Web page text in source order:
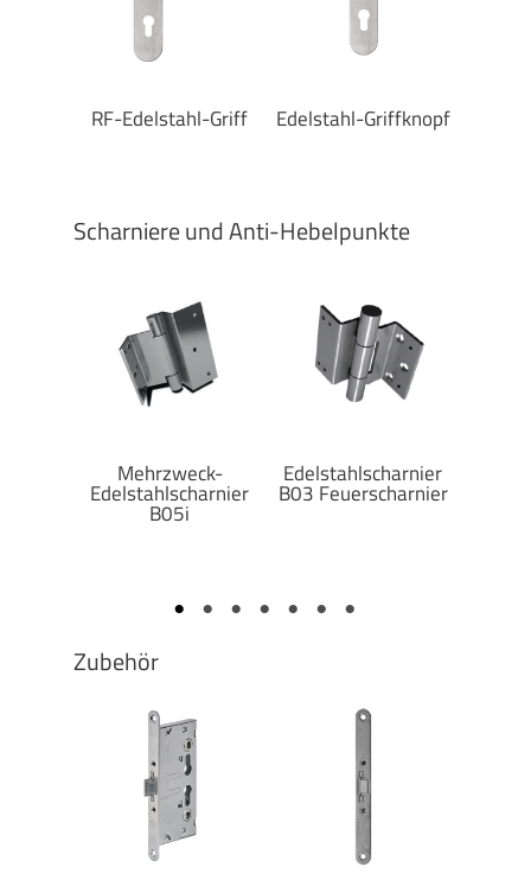
RF-Edelstahl-Griff Edelstahl-Griffknopf
Scharniere und Anti-Hebelpunkte
Mehrzweck-
Edelstahlscharnier
B05i
Edelstahlscharnier
B03 Feuerscharnier
Zubehör